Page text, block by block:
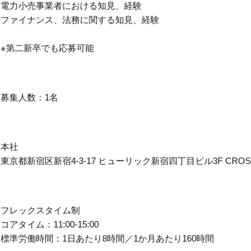
電力小売事業者における知見、経験
ファイナンス、法務に関する知見、経験
※第二新卒でも応募可能
募集人数：1名
本社
東京都新宿区新宿4-3-17 ヒューリック新宿四丁目ビル3F
フレックスタイム制
コアタイム：11:00-15:00
標準労働時間：1日あたり8時間／1か月あたり160時間